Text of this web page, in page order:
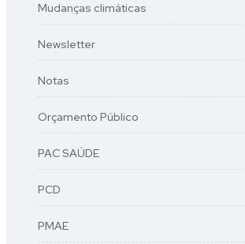
Mudanças climáticas
Newsletter
Notas
Orçamento Público
PAC SAÚDE
PCD
PMAE